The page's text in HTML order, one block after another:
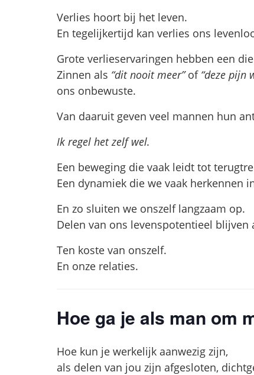
Verlies hoort bij het leven.
En tegelijkertijd kan verlies ons
Grote verlieservaringen hebben een
Zinnen als “dit nooit meer”of “deze pijn
ons onbewuste.
Van daaruit geven veel mannen hun
Ik regel het zelf wel.
Een beweging die vaak leidt tot
Een dynamiek die we vaak herkennen
En zo sluiten we onszelf langzaam op.
Delen van ons levenspotentieel blijven
Ten koste van onszelf.
En onze relaties.
Hoe ga je als man om
Hoe kun je werkelijk aanwezig zijn,
als delen van jou zijn afgesloten,